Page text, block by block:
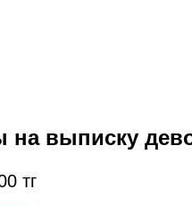
на выписку
тг